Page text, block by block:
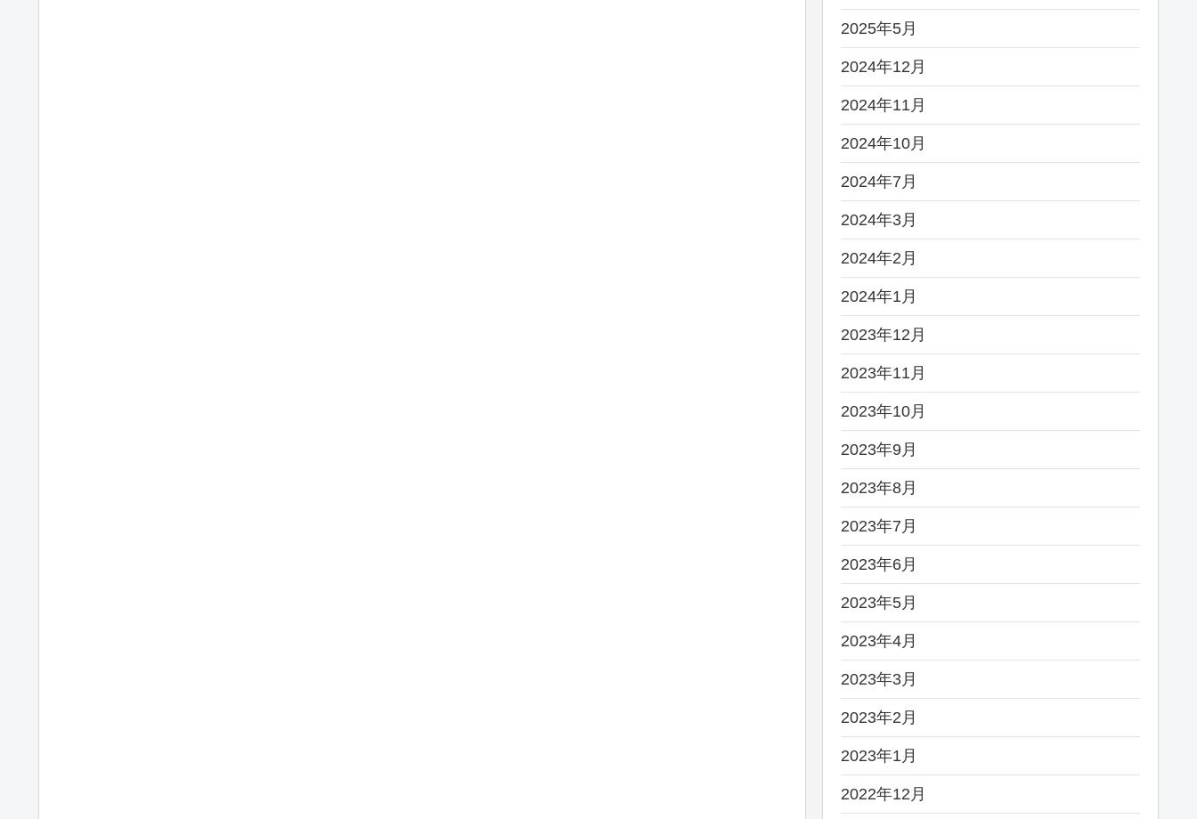
2025年5月
2024年12月
2024年11月
2024年10月
2024年7月
2024年3月
2024年2月
2024年1月
2023年12月
2023年11月
2023年10月
2023年9月
2023年8月
2023年7月
2023年6月
2023年5月
2023年4月
2023年3月
2023年2月
2023年1月
2022年12月